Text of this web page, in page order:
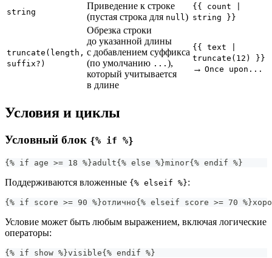
string
Приведение к строке
(пустая строка для null)
{{ count |
string }}
truncate(length,
suffix?)
Обрезка строки
до указанной длины
с добавлением суффикса
(по умолчанию ... ),
который учитывается
в длине
{{ text |
truncate(12) }}
→ Once upon...
Условия и циклы
Условный блок {% if %}
{% if age >= 18 %}adult{% else %}minor{% endif %}
Поддерживаются вложенные {% elseif %}:
{% if score >= 90 %}отлично{% elseif score >= 70
Условие может быть любым выражением, включая логические
операторы:
{% if show %}visible{% endif %}